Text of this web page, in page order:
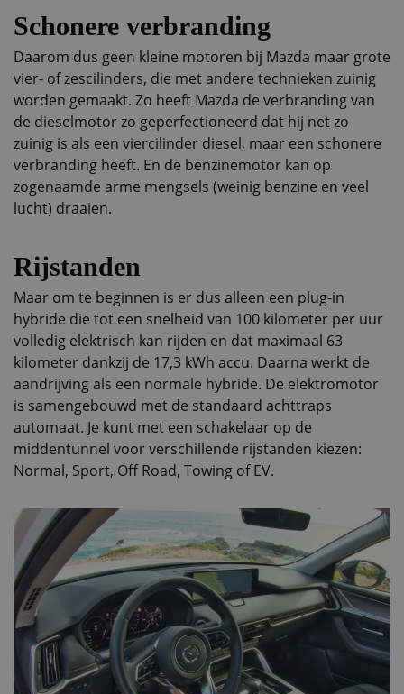
Schonere verbranding
Daarom dus geen kleine motoren bij Mazda maar grote
vier- of zescilinders, die met andere technieken zuinig
worden gemaakt. Zo heeft Mazda de verbranding van
de dieselmotor zo geperfectioneerd dat hij net zo
zuinig is als een viercilinder diesel, maar een schonere
verbranding heeft. En de benzinemotor kan op
zogenaamde arme mengsels (weinig benzine en veel
lucht) draaien.
Rijstanden
Maar om te beginnen is er dus alleen een plug-in
hybride die tot een snelheid van 100 kilometer per uur
volledig elektrisch kan rijden en dat maximaal 63
kilometer dankzij de 17,3 kWh accu. Daarna werkt de
aandrijving als een normale hybride. De elektromotor
is samengebouwd met de standaard achttraps
automaat. Je kunt met een schakelaar op de
middentunnel voor verschillende rijstanden kiezen:
Normal, Sport, Off Road, Towing of EV.